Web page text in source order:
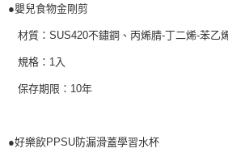
●嬰兒食物金剛剪
材質：SUS420不鏽鋼、丙烯腈-丁二烯-苯乙
規格：1入
保存期限：10年
●好樂飲PPSU防漏滑蓋學習水杯